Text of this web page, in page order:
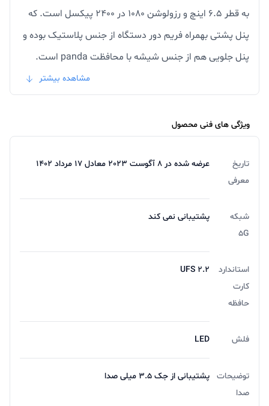
به قطر 6.5 اینچ و رزولوشن 1080 در 2400 پیکسل است. که
پنل پشتی بهمراه فریم دور دستگاه از جنس پلاستیک بوده و
پنل جلویی هم از جنس شیشه با محافظت panda است.
روی لبه بالایی دستگاه جک 3.5 میلی صدا بهمراه میکروفون
های پاور و تنظیم ولوم صدا ، روی لبه پایینی هم اسپیکر
درگاه برای قرار دادن سیم کارت ها و مموری کارت تعبیه شده
است.
f/2.4 برای عکاسی ماکرو است. این دوربین دارای ویژگی‌هایی
مانند فلاش LED، HDR و پانوراما است. همچنین، دوربین
سلفی 8 مگاپیکسلی با دیافراگم f/2.0 نیز برای عکس‌برداری
مشاهده بیشتر
ویژگی های فنی محصول
تاریخ
معرفی
عرضه شده در 8 آگوست 2023 معادل 17 مرداد 1402
شبکه
5G
پشتیبانی نمی کند
استاندارد
کارت
حافظه
UFS 2.2
فلش LED
توضیحات
صدا
پشتیبانی از جک 3.5 میلی صدا